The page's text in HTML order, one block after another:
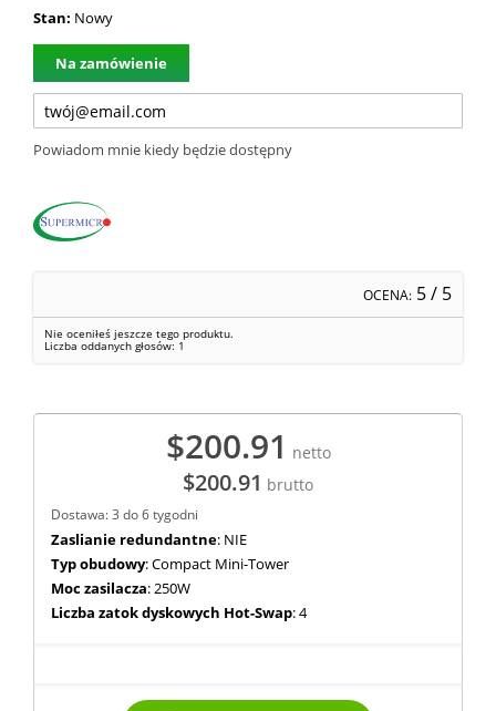
Stan: Nowy
Na zamówienie
Powiadom mnie kiedy będzie dostępny
OCENA: 5/ 5
Nie oceniłeś jeszcze tego produktu.
Liczba oddanych głosów: 1
$200.91 netto
$200.91 brutto
Dostawa: 3 do 6 tygodni
Zaslianie redundantne: NIE
Typ obudowy: Compact Mini-Tower
Moc zasilacza: 250W
Liczba zatok dyskowych Hot-Swap: 4